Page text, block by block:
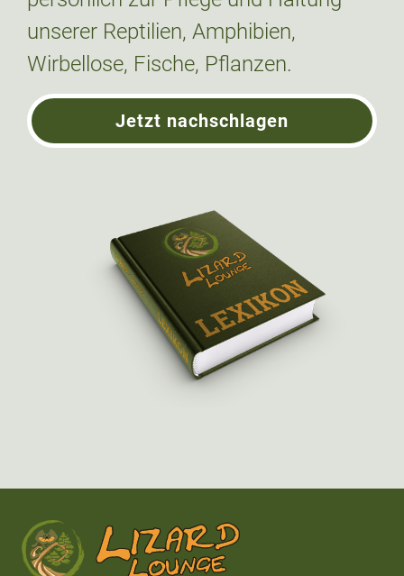
unserer Reptilien, Amphibien,
Wirbellose, Fische, Pflanzen.
Jetzt nachschlagen